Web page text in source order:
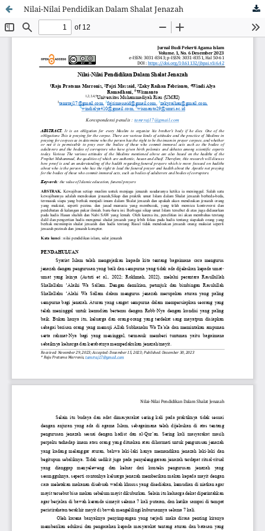
Nilai-Nilai Pendidikan Dalam Shalat Jenazah